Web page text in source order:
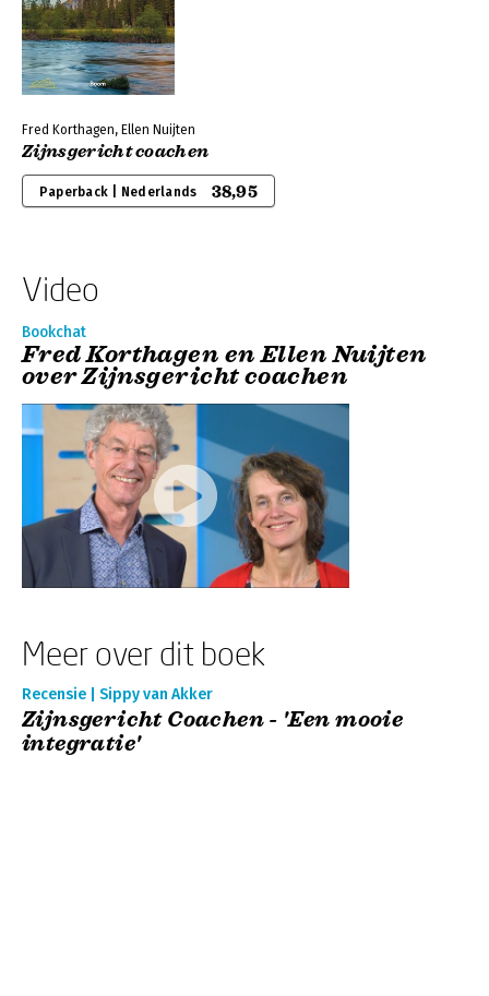
Fred Korthagen, Ellen Nuijten
Zijnsgericht coachen
Paperback | Nederlands 38,95
Video
Bookchat
Fred Korthagen en Ellen Nuijten
over Zijnsgericht coachen
Meer over dit boek
Recensie | Sippy van Akker
Zijnsgericht Coachen - 'Een mooie
integratie'